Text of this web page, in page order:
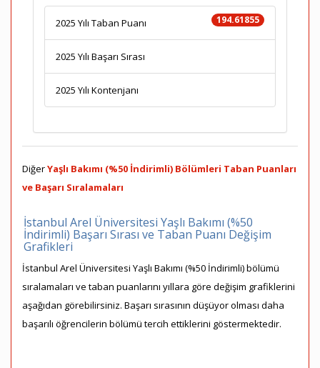
194.61855
2025 Yılı Taban Puanı
2025 Yılı Başarı Sırası
2025 Yılı Kontenjanı
DiğerYaşlı Bakımı (%50 İndirimli) Bölümleri Taban Puanları
ve Başarı Sıralamaları
İstanbul Arel Üniversitesi Yaşlı Bakımı (%50
İndirimli) Başarı Sırası ve Taban Puanı Değişim
Grafikleri
İstanbul Arel Üniversitesi Yaşlı Bakımı (%50 İndirimli) bölümü
sıralamaları ve taban puanlarını yıllara göre değişim grafiklerini
aşağıdan görebilirsiniz. Başarı sırasının düşüyor olması daha
başarılı öğrencilerin bölümü tercih ettiklerini göstermektedir.